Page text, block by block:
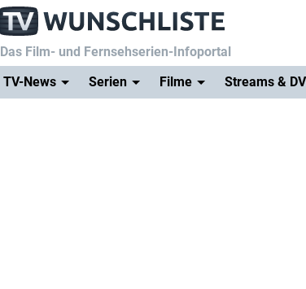
Das Film- und Fernsehserien-Infoportal
TV-News
Serien Filme Streams &